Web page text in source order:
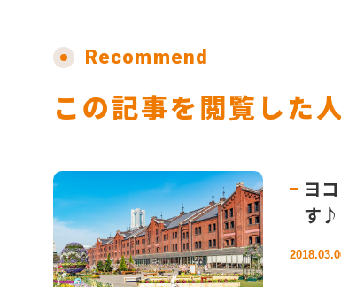
Recommend
この記事を閲覧した
ヨ
す♪